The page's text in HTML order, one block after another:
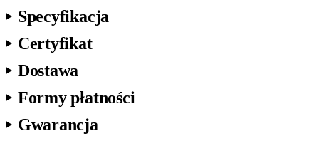
Specyfikacja
Certyfikat
Dostawa
Formy płatności
Gwarancja